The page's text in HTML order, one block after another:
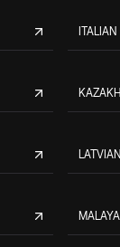
ITALIAN
KAZAKH
LATVIAN